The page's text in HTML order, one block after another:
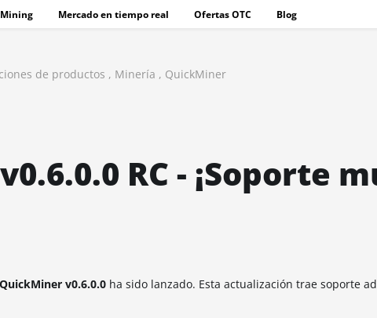
Mercado en tiempo real Ofertas OTC Blog
de productos , Minería , QuickMiner
RC - ¡Soporte
v0.6.0.0 ha sido lanzado. Esta actualización trae soporte